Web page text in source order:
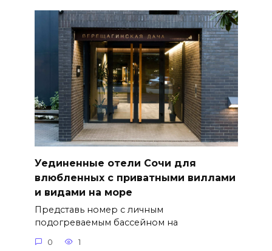
Уединенные отели Сочи для
влюбленных с приватными виллами
и видами на море
Представь номер с личным
подогреваемым бассейном на
0 1